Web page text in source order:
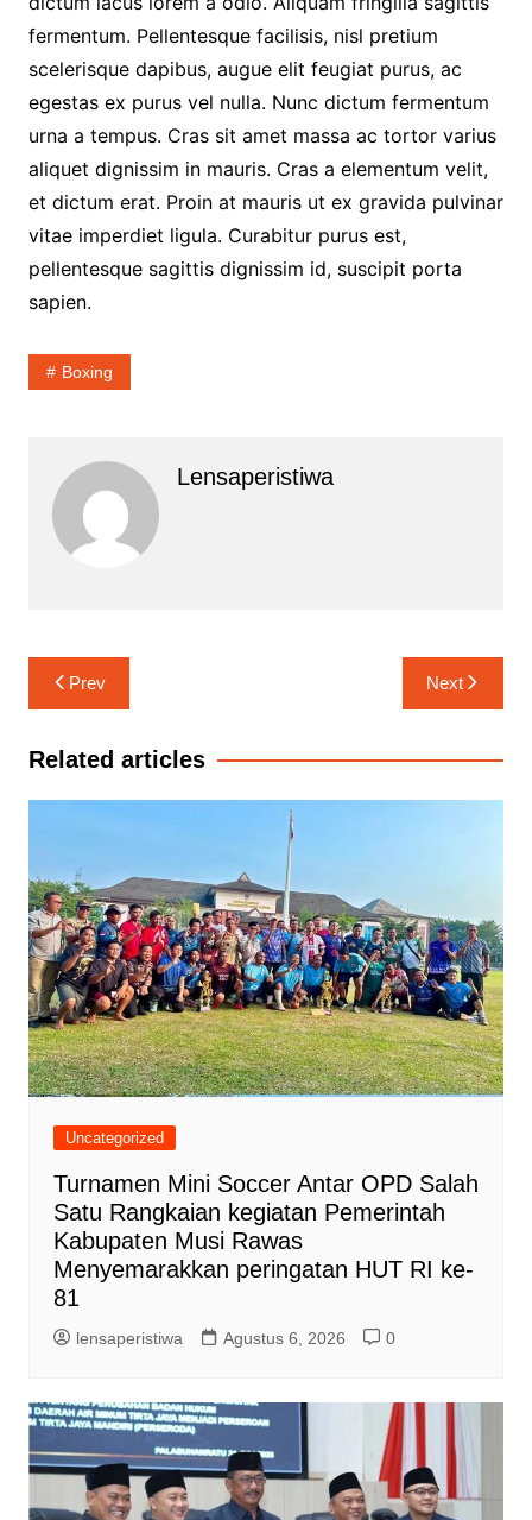
fermentum. Pellentesque facilisis, nisl pretium
scelerisque dapibus, augue elit feugiat purus, ac
egestas ex purus vel nulla. Nunc dictum fermentum
urna a tempus. Cras sit amet massa ac tortor varius
aliquet dignissim in mauris. Cras a elementum velit,
et dictum erat. Proin at mauris ut ex gravida pulvinar
vitae imperdiet ligula. Curabitur purus est,
pellentesque sagittis dignissim id, suscipit porta
sapien.
Boxing
Lensaperistiwa
Navigasi
pos
Prev Next
Related articles
Uncategorized
Turnamen Mini Soccer Antar OPD Salah
Satu Rangkaian kegiatan Pemerintah
Kabupaten Musi Rawas
Menyemarakkan peringatan HUT RI ke-
81
lensaperistiwa Agustus 6, 2026 0